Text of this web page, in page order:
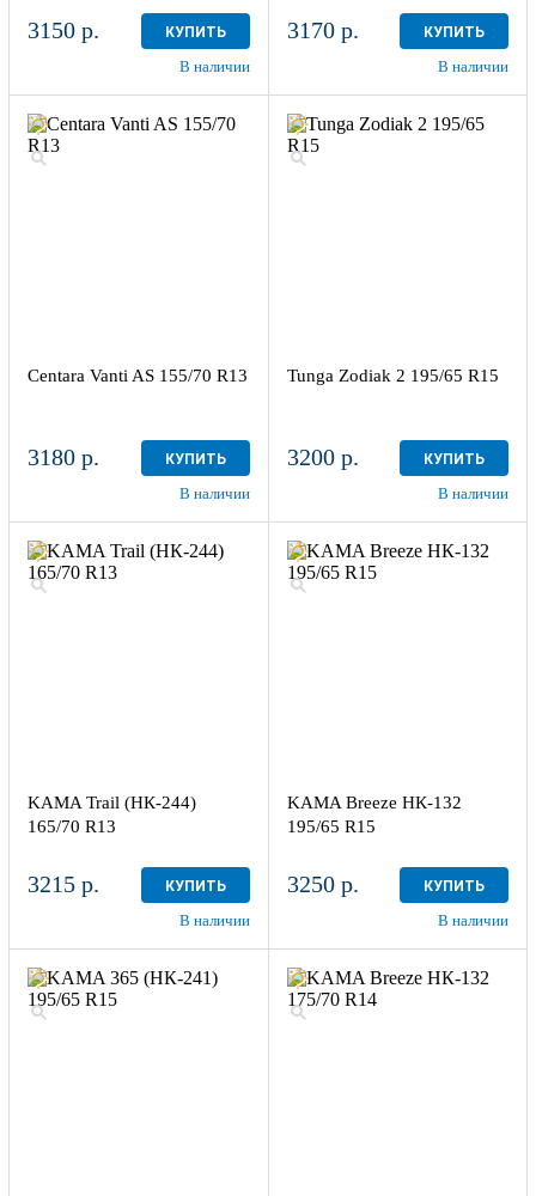
3150 р. КУПИТЬ
В наличии
3170 р. КУПИТЬ
В наличии
Centara Vanti AS 155/70 R13
3180 р. КУПИТЬ
В наличии
Tunga Zodiak 2 195/65 R15
3200 р. КУПИТЬ
В наличии
KAMA Trail (НК-244)
165/70 R13
3215 р. КУПИТЬ
В наличии
KAMA Breeze НК-132
195/65 R15
3250 р. КУПИТЬ
В наличии